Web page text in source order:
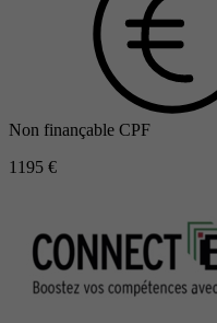
Non finançable CPF
1195 €